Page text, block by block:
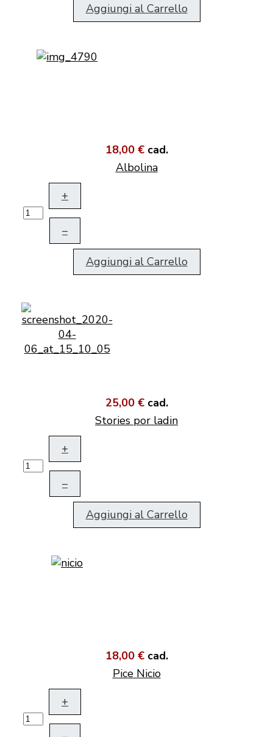
Aggiungi al Carrello
18,00 € cad.
Albolina
+
–
Aggiungi al Carrello
25,00 € cad.
Stories por ladin
+
–
Aggiungi al Carrello
18,00 € cad.
Pice Nicio
+